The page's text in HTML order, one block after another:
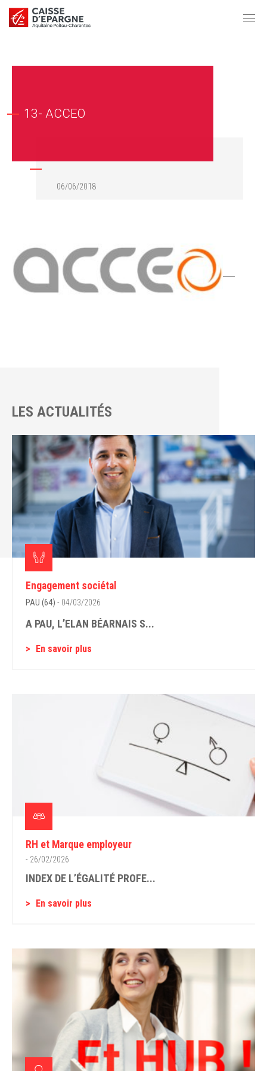
13- ACCEO
06/06/2018
LES ACTUALITÉS
Engagement sociétal
PAU (64) - 04/03/2026
A PAU, L’ELAN BÉARNAIS S...
En savoir plus
RH et Marque employeur
- 26/02/2026
INDEX DE L’ÉGALITÉ PROFE...
En savoir plus